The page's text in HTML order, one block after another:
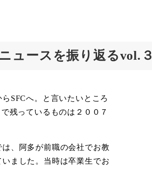
ュースを振り返るvol.３
SFCへ。と言いたいところ
残っているものは２００７
、阿多が前職の会社でお教
ました。当時は卒業生でお